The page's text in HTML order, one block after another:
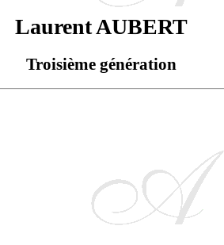
Laurent AUBERT
Troisième génération